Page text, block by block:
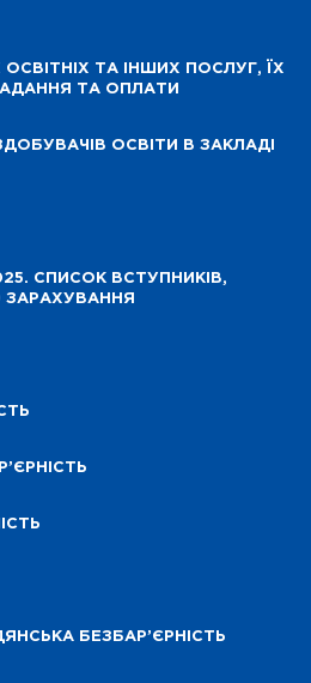
ТА ІНШИХ ПОСЛУГ, ЇХ
ТА ОПЛАТИ
ОСВІТИ В ЗАКЛАДІ
СПИСОК ВСТУПНИКІВ,
БЕЗБАР’ЄРНІСТЬ